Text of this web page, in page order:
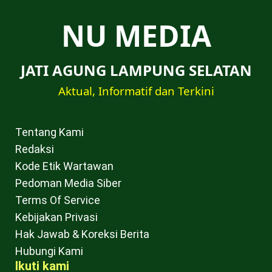
NU MEDIA
JATI AGUNG LAMPUNG SELATAN
Aktual, Informatif dan Terkini
Tentang Kami
Redaksi
Kode Etik Wartawan
Pedoman Media Siber
Terms Of Service
Kebijakan Privasi
Hak Jawab & Koreksi Berita
Hubungi Kami
Ikuti kami